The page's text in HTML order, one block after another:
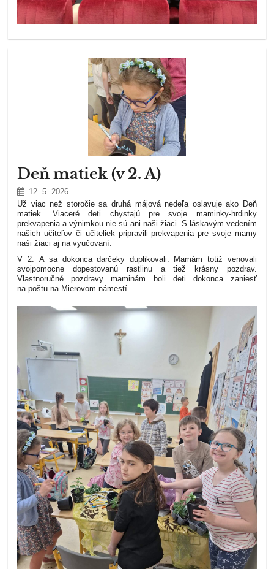
Deň matiek (v 2. A)
12. 5. 2026
Už viac než storočie sa druhá májová nedeľa oslavuje ako Deň
matiek. Viaceré deti chystajú pre svoje maminky-hrdinky
prekvapenia a výnimkou nie sú ani naši žiaci. S láskavým vedením
našich učiteľov či učiteliek pripravili prekvapenia pre svoje mamy
naši žiaci aj na vyučovaní.
V 2. A sa dokonca darčeky duplikovali. Mamám totiž venovali
svojpomocne dopestovanú rastlinu a tiež krásny pozdrav.
Vlastnoručné pozdravy maminám boli deti dokonca zaniesť
na poštu na Mierovom námestí.